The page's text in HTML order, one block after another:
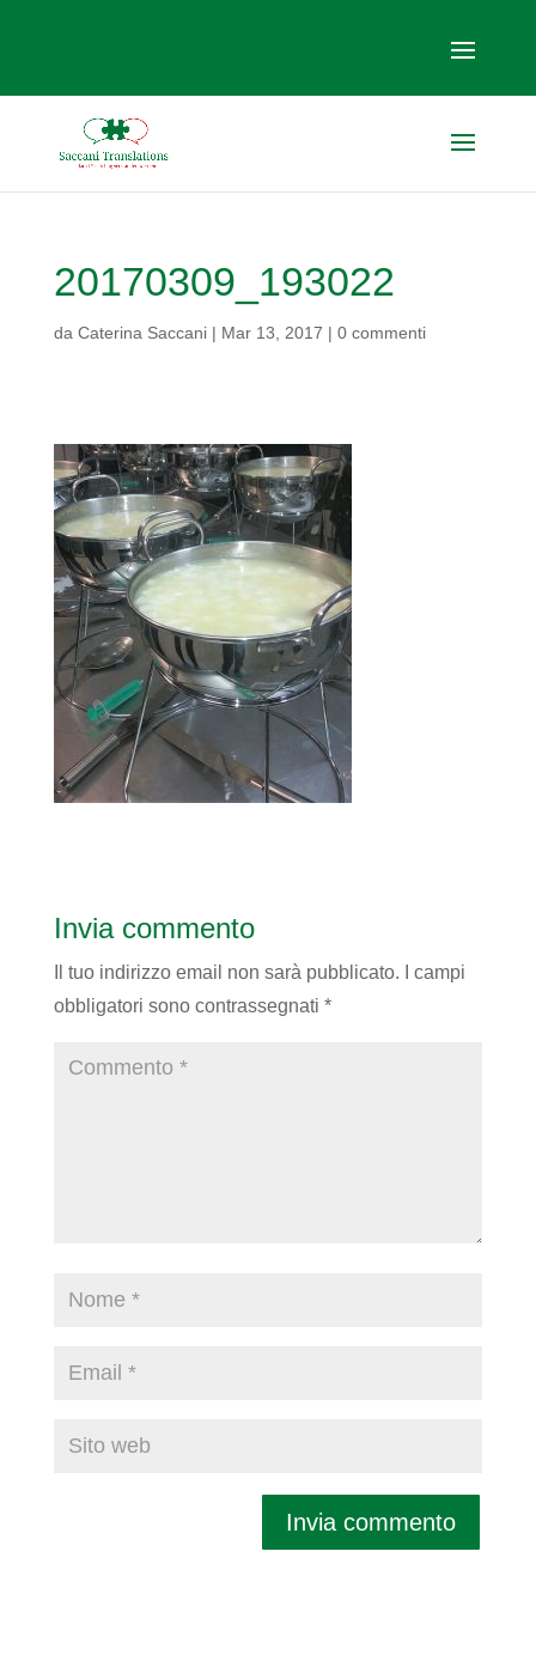
20170309_193022
da Caterina Saccani| Mar 13, 2017 | 0 commenti
Invia commento
Il tuo indirizzo email non sarà pubblicato.
I campi
obbligatori sono contrassegnati *